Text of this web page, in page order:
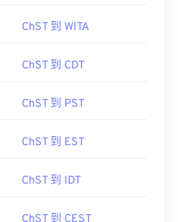
ChST 到 WITA
ChST 到 CDT
ChST 到 PST
ChST 到 EST
ChST 到 IDT
ChST 到 CEST